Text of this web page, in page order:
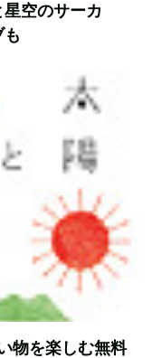
空のサーカ
物を楽しむ無料